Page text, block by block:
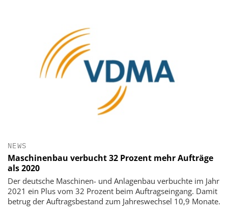
NEWS
Maschinenbau verbucht 32 Prozent mehr Aufträge
als 2020
Der deutsche Maschinen- und Anlagenbau verbuchte im Jahr
2021 ein Plus vom 32 Prozent beim Auftragseingang. Damit
betrug der Auftragsbestand zum Jahreswechsel 10,9 Monate.